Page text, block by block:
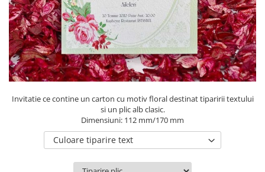
Pachete marturii
Pungi si cutii prajituri
Sticle si borcane
Cutii flori de hartie
Cutii flori de sapun
Cutii flori mixte
Cutii LUX
Aranjamente tematice
2025 Craciun
2020 Craciun si Anul Nou
2021 Crăciun
Invitatie ce contine un carton cu motiv floral destinat tiparirii textului
si un plic alb clasic.
Dimensiuni: 112 mm/170 mm
Culoare tiparire text